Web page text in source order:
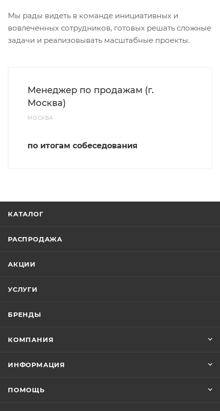
Мы рады видеть в команде инициативных и
вовлеченных сотрудников, готовых решать сложные
задачи и реализовывать масштабные проекты.
Менеджер по продажам (г.
Москва)
МОСКВА
по итогам собеседования
КАТАЛОГ
РАСПРОДАЖА
АКЦИИ
УСЛУГИ
БРЕНДЫ
КОМПАНИЯ
ИНФОРМАЦИЯ
ПОМОЩЬ